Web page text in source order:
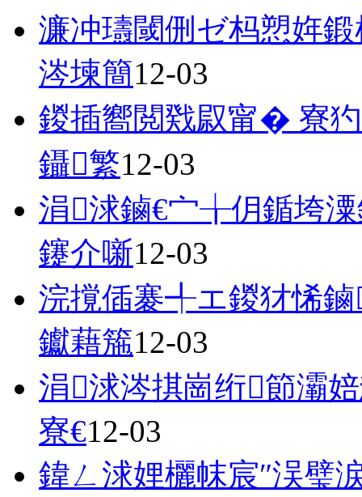
濂冲瓙閾侀ゼ杩愬姩
涔堜簡12-03
鍐插嚮閲戣叞甯� 寮
鑷繁12-03
涓浗鏀€宀╁仴鍎垮
鑳介噺12-03
浣撹偛褰╃エ鍐犲悕鏀
钀藉箷12-03
涓浗涔掑崗绗節灞
寮€12-03
鍏ㄥ浗娌欐帓宸″洖璧